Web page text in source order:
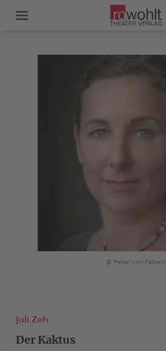
© Peter von Felbert
Juli Zeh
Der Kaktus